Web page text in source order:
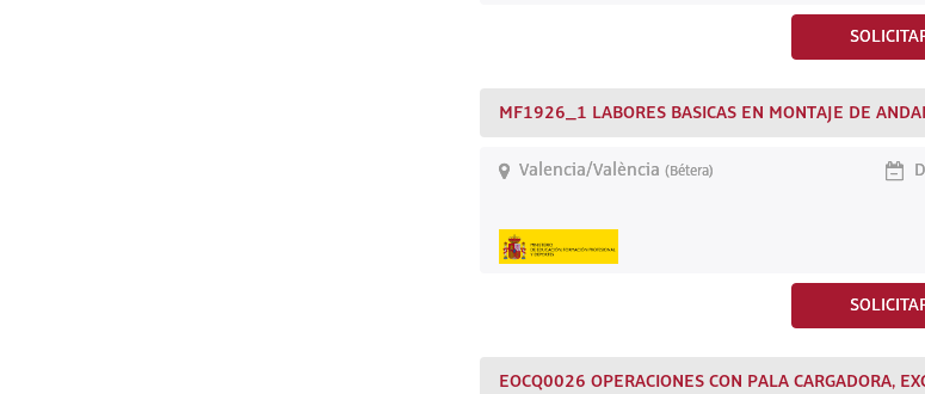
MF1926_1 LABORES BASICAS EN MONTAJE DE
Valencia/València (Bétera)
EOCQ0026 OPERACIONES CON PALA CARGADORA,